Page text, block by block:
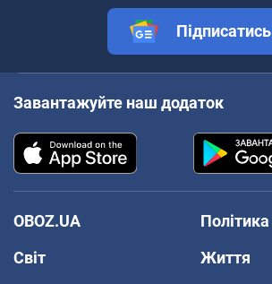
Підписатись
Завантажуйте наш додаток
OBOZ.UA
Політика
Світ
Життя